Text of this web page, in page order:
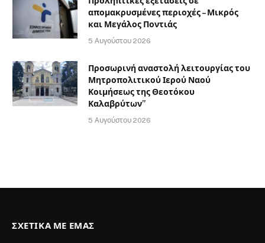
απομακρυσμένες περιοχές – Μικρός
και Μεγάλος Ποντιάς
5 Αυγούστου 2026
Προσωρινή αναστολή λειτουργίας του
Μητροπολιτικού Ιερού Ναού
Κοιμήσεως της Θεοτόκου
Καλαβρύτων”
5 Αυγούστου 2026
ΣΧΕΤΙΚΆ ΜΕ ΕΜΆΣ